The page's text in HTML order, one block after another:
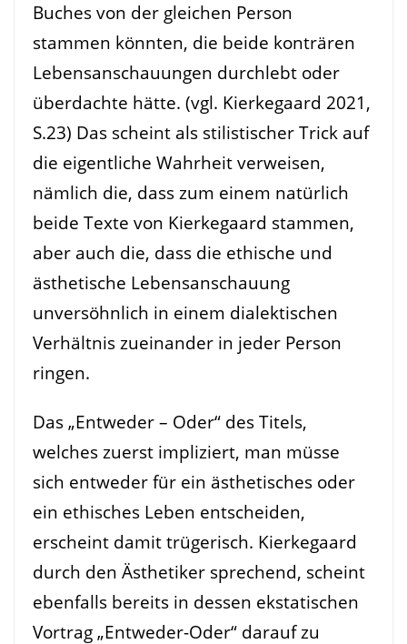
Buches von der gleichen Person
stammen könnten, die beide konträren
Lebensanschauungen durchlebt oder
überdachte hätte. (vgl. Kierkegaard 2021,
S.23) Das scheint als stilistischer Trick auf
die eigentliche Wahrheit verweisen,
nämlich die, dass zum einem natürlich
beide Texte von Kierkegaard stammen,
aber auch die, dass die ethische und
ästhetische Lebensanschauung
unversöhnlich in einem dialektischen
Verhältnis zueinander in jeder Person
ringen.
Das „Entweder – Oder“ des Titels,
welches zuerst impliziert, man müsse
sich entweder für ein ästhetisches oder
ein ethisches Leben entscheiden,
erscheint damit trügerisch. Kierkegaard
durch den Ästhetiker sprechend, scheint
ebenfalls bereits in dessen ekstatischen
Vortrag „Entweder-Oder“ darauf zu